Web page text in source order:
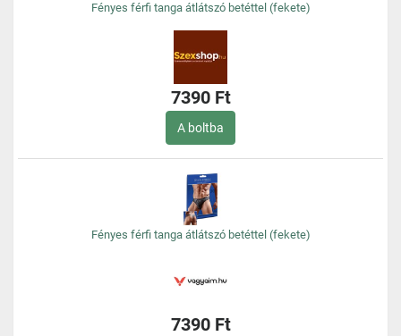
Fényes férfi tanga átlátszó betéttel (fekete)
7390 Ft
A boltba
Fényes férfi tanga átlátszó betéttel (fekete)
7390 Ft